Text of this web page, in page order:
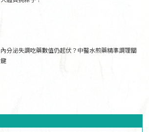
內分泌失調吃藥數值仍起伏？中醫水煎藥精準調理關
鍵